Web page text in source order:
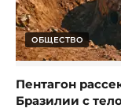
ОБЩЕСТВО
Пентагон
Бразилии с